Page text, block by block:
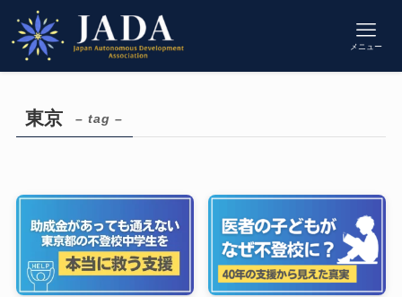
メニュー
東京 – tag –